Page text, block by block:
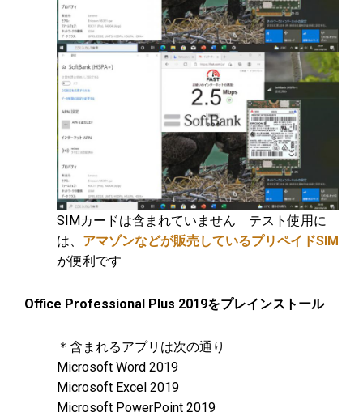
SIMカードは含まれていません テスト使用に
は、 アマゾンなどが販売しているプリペイドSIM
が便利です
Office Professional Plus 2019をプレインストール
＊含まれるアプリは次の通り
Microsoft Word 2019
Microsoft Excel 2019
Microsoft PowerPoint 2019